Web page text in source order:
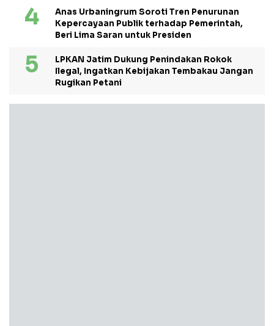
Anas Urbaningrum Soroti Tren Penurunan
Kepercayaan Publik terhadap Pemerintah,
Beri Lima Saran untuk Presiden
LPKAN Jatim Dukung Penindakan Rokok
Ilegal, Ingatkan Kebijakan Tembakau Jangan
Rugikan Petani